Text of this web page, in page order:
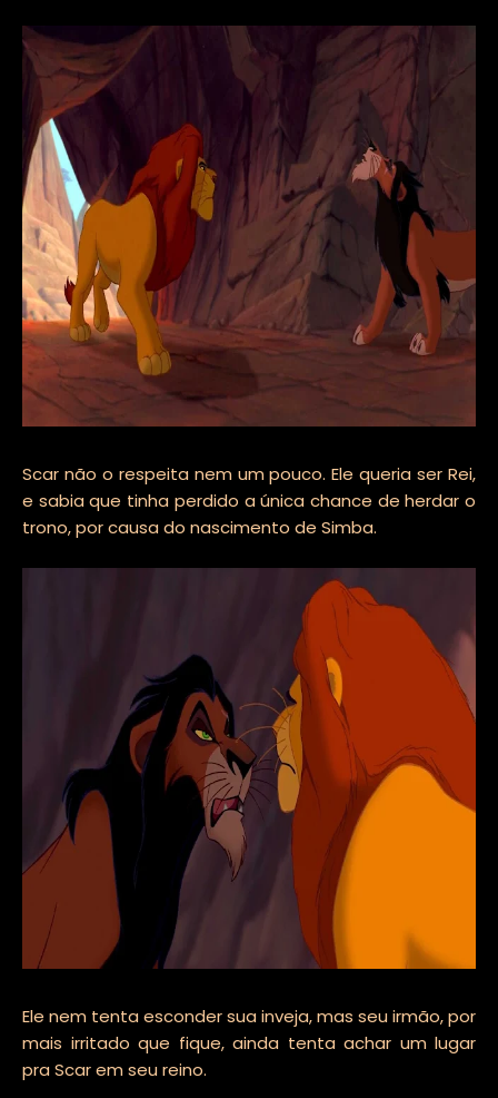
Scar não o respeita nem um pouco. Ele queria ser Rei,
e sabia que tinha perdido a única chance de herdar o
trono, por causa do nascimento de Simba.
Ele nem tenta esconder sua inveja, mas seu irmão, por
mais irritado que fique, ainda tenta achar um lugar
pra Scar em seu reino.